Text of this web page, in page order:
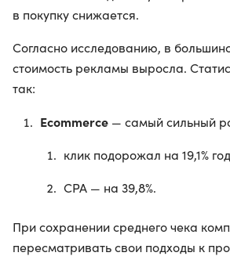
в покупку снижается.
Согласно исследованию, в
стоимость рекламы выросла.
так:
Ecommerce — самый сильный
клик подорожал на 19,1%
CPA — на 39,8%.
При сохранении среднего чека
пересматривать свои подходы к